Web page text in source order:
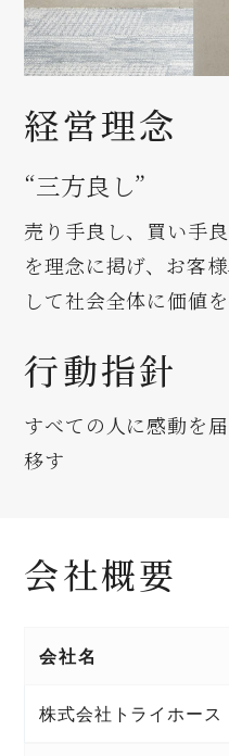
経営理念
“三方良し”
売り手良し、買い手
を理念に掲げ、お客
して社会全体に価値
行動指針
すべての人に感動を
移す
会社概要
会社名
株式会社トライホース